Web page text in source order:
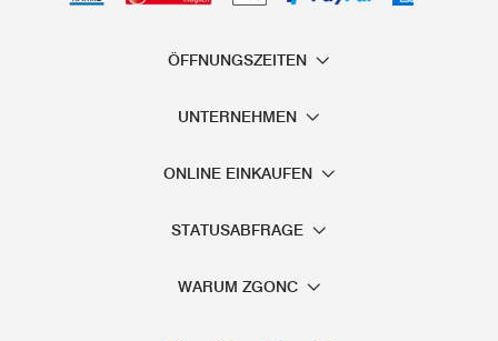
ÖFFNUNGSZEITEN
UNTERNEHMEN
ONLINE EINKAUFEN
STATUSABFRAGE
WARUM ZGONC